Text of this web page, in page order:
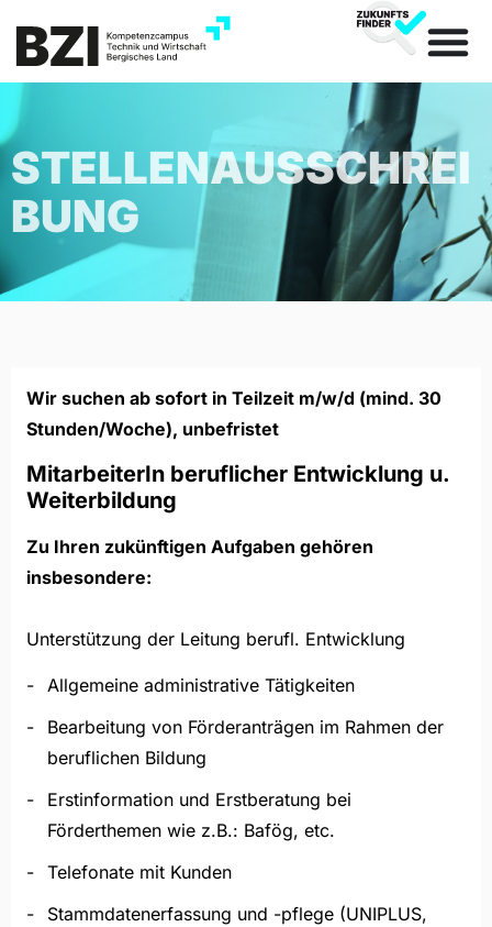
STELLENAUSSCHREI
BUNG
Wir suchen ab sofort in Teilzeit m/w/d (mind. 30
Stunden/Woche), unbefristet
MitarbeiterIn beruflicher Entwicklung u.
Weiterbildung
Zu Ihren zukünftigen Aufgaben gehören
insbesondere:
Unterstützung der Leitung berufl. Entwicklung
Allgemeine administrative Tätigkeiten
Bearbeitung von Förderanträgen im Rahmen der
beruflichen Bildung
Erstinformation und Erstberatung bei
Förderthemen wie z.B.: Bafög, etc.
Telefonate mit Kunden
Stammdatenerfassung und -pflege (UNIPLUS,